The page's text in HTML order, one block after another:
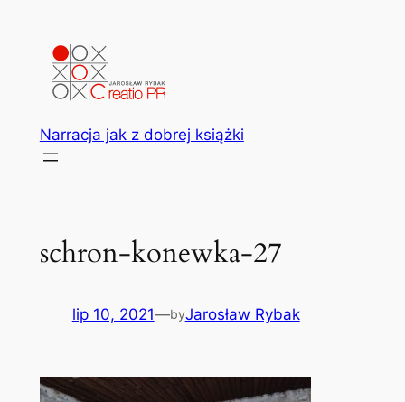
Narracja jak z dobrej książki
schron-konewka-27
lip 10, 2021—byJarosław Rybak